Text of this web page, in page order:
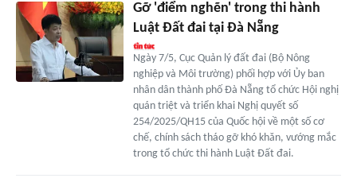
Gỡ 'điểm nghẽn' trong thi hành
Luật Đất đai tại Đà Nẵng
Ngày 7/5, Cục Quản lý đất đai (Bộ Nông
nghiệp và Môi trường) phối hợp với Ủy ban
nhân dân thành phố Đà Nẵng tổ chức Hội nghị
quán triệt và triển khai Nghị quyết số
254/2025/QH15 của Quốc hội về một số cơ
chế, chính sách tháo gỡ khó khăn, vướng mắc
trong tổ chức thi hành Luật Đất đai.